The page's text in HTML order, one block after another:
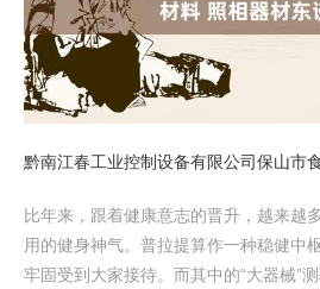
黔南江春工业控制设备有限公司保山市
比年来，跟着健康意志的晋升，越来越
用的健身神气。普拉提算作一种稳健中
牢固受到大家接待。而其中的“大器械”